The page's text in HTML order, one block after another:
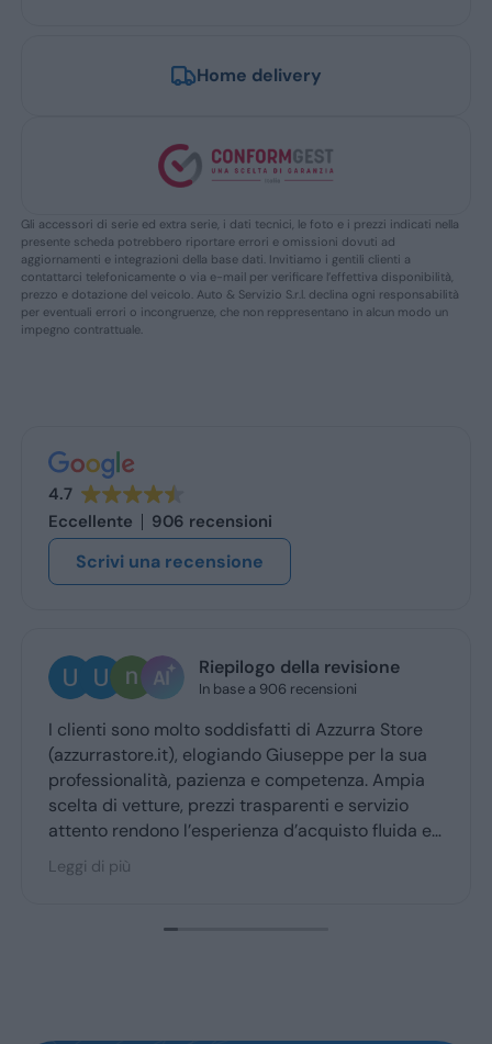
Home delivery
Gli accessori di serie ed extra serie, i dati tecnici, le foto e i prezzi indicati nella
presente scheda potrebbero riportare errori e omissioni dovuti ad
aggiornamenti e integrazioni della base dati. Invitiamo i gentili clienti a
contattarci telefonicamente o via e-mail per verificare l’effettiva disponibilità,
prezzo e dotazione del veicolo. Auto & Servizio S.r.l. declina ogni responsabilità
per eventuali errori o incongruenze, che non reppresentano in alcun modo un
impegno contrattuale.
4.7
Eccellente
906 recensioni
Scrivi una recensione
Riepilogo della revisione
In base a 906 recensioni
I clienti sono molto soddisfatti di Azzurra Store
(azzurrastore.it), elogiando Giuseppe per la sua
professionalità, pazienza e competenza. Ampia
scelta di vetture, prezzi trasparenti e servizio
attento rendono l’esperienza d’acquisto fluida e
piacevole per la maggior parte degli utenti.
Leggi di più